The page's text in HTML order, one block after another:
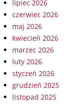
lipiec 2026
czerwiec 2026
maj 2026
kwiecień 2026
marzec 2026
luty 2026
styczeń 2026
grudzień 2025
listopad 2025